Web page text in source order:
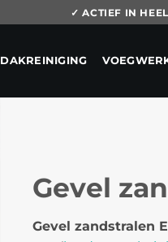
✓ ACTIEF IN
DAKREINIGING
Gevel
Gevel zandstralen